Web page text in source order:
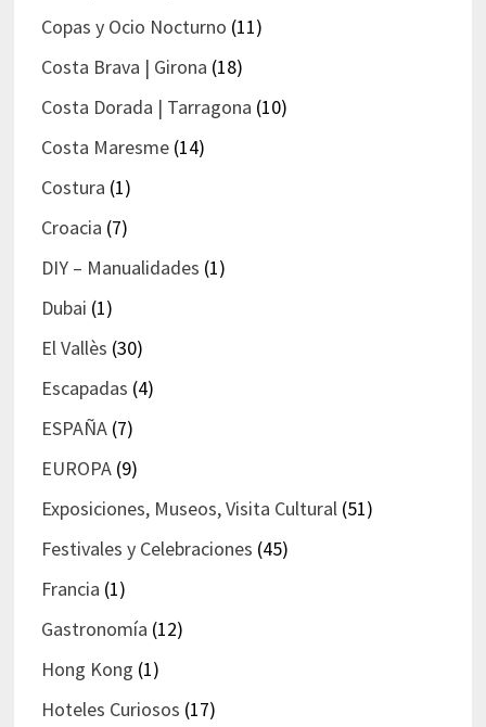
Copas y Ocio Nocturno (11)
Costa Brava | Girona (18)
Costa Dorada | Tarragona (10)
Costa Maresme(14)
Costura (1)
Croacia (7)
DIY – Manualidades (1)
Dubai (1)
El Vallès (30)
Escapadas (4)
ESPAÑA(7)
EUROPA(9)
Exposiciones, Museos, Visita Cultural(51)
Festivales y Celebraciones (45)
Francia (1)
Gastronomía (12)
Hong Kong (1)
Hoteles Curiosos (17)